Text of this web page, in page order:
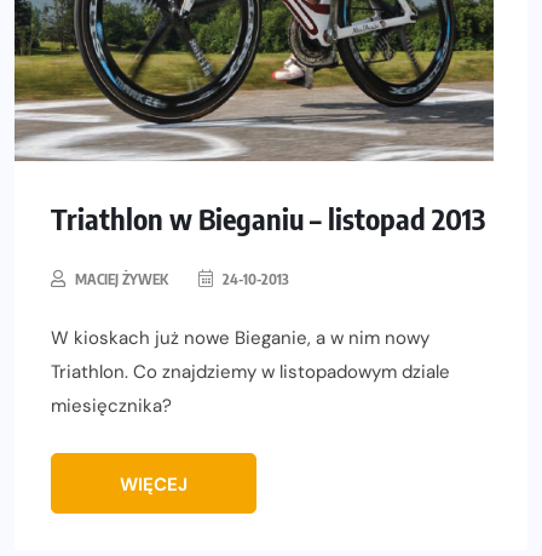
Triathlon w Bieganiu – listopad 2013
MACIEJ ŻYWEK 24-10-2013
W kioskach już nowe Bieganie, a w nim nowy
Triathlon. Co znajdziemy w listopadowym dziale
miesięcznika?
WIĘCEJ